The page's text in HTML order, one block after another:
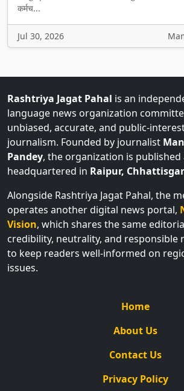
Jul 30, 2026
language news organization
unbiased, accurate, and public-
journalism. Founded by journalist
Pandey, the organization is published
headquartered inRaipur,
Alongside Rashtriya Jagat Pahal, the
operates another digital news portal,
Vision, which shares the same
credibility, neutrality, and responsible
to keep readers well-informed on
issues.